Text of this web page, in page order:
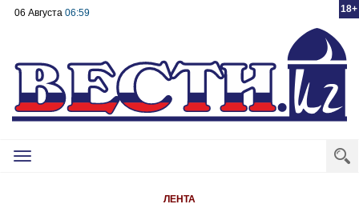
18+
06 Августа 06:59
Toggle
ЛЕНТА